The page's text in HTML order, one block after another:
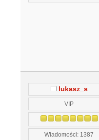
lukasz_s
VIP
Wiadomości: 1387